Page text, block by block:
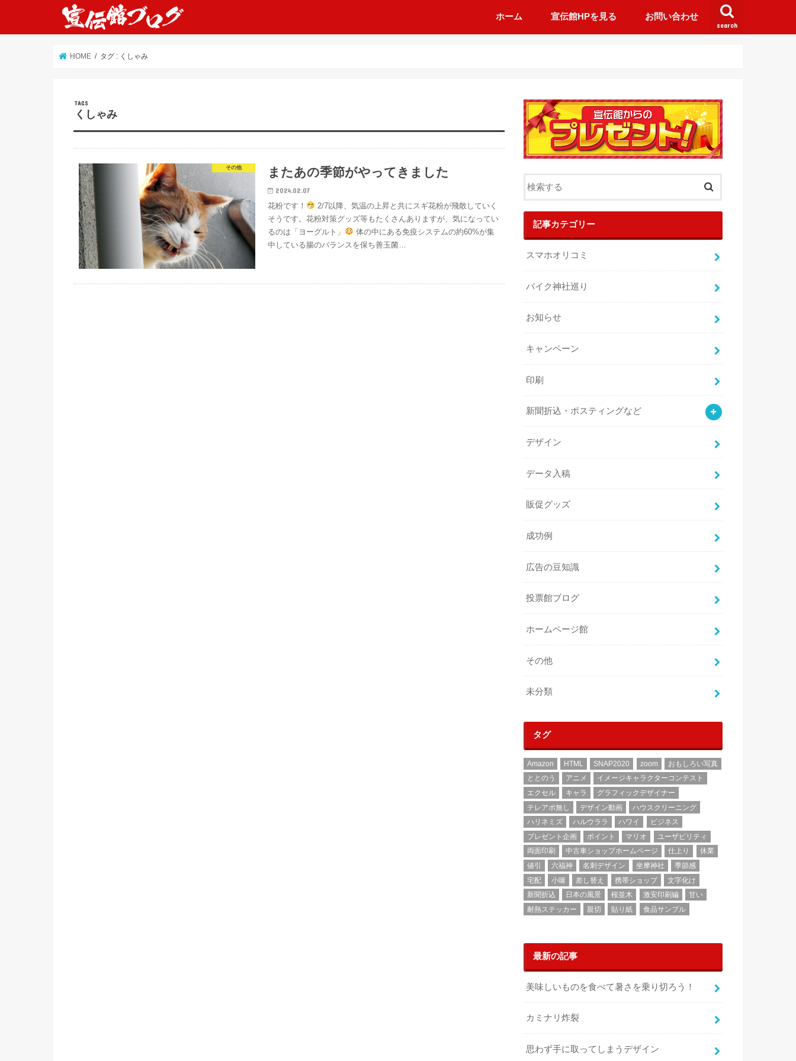
search
ホーム 宣伝館HPを見る お問い合わせ
HOME タグ : くしゃみ
くしゃみ
その他 またあの季節がやってきました
2024.02.07
花粉です！
2/7以降、気温の上昇と共にスギ花粉が飛散していく
そうです。花粉対策グッズ等もたくさんありますが、気になってい
るのは「ヨーグルト」
体の中にある免疫システムの約60%が集
中している腸のバランスを保ち善玉菌…
記事カテゴリー
スマホオリコミ
バイク神社巡り
お知らせ
キャンペーン
印刷
新聞折込・ポスティングなど
デザイン
データ入稿
販促グッズ
成功例
広告の豆知識
投票館ブログ
ホームページ館
その他
未分類
タグ
Amazon HTML SNAP2020 zoom
おもしろい写真
ととのう
アニメ
イメージキャラクターコンテスト
エクセル
キャラ
グラフィックデザイナー
テレアポ無し
デザイン動画
ハウスクリーニング
ハリネミズ
ハルウララ ハワイ
ビジネス
プレゼント企画
ポイント マリオ
ユーザビリティ
両面印刷
中古車ショップホームページ 仕上り
休業
値引
六福神 名刺デザイン 坐摩神社
季節感
宅配
小噺 差し替え 携帯ショップ
文字化け
新聞折込
日本の風景 桜並木 激安印刷編
甘い
耐熱ステッカー
親切 貼り紙 食品サンプル
最新の記事
美味しいものを食べて暑さを乗り切ろう！
カミナリ炸裂
思わず手に取ってしまうデザイン